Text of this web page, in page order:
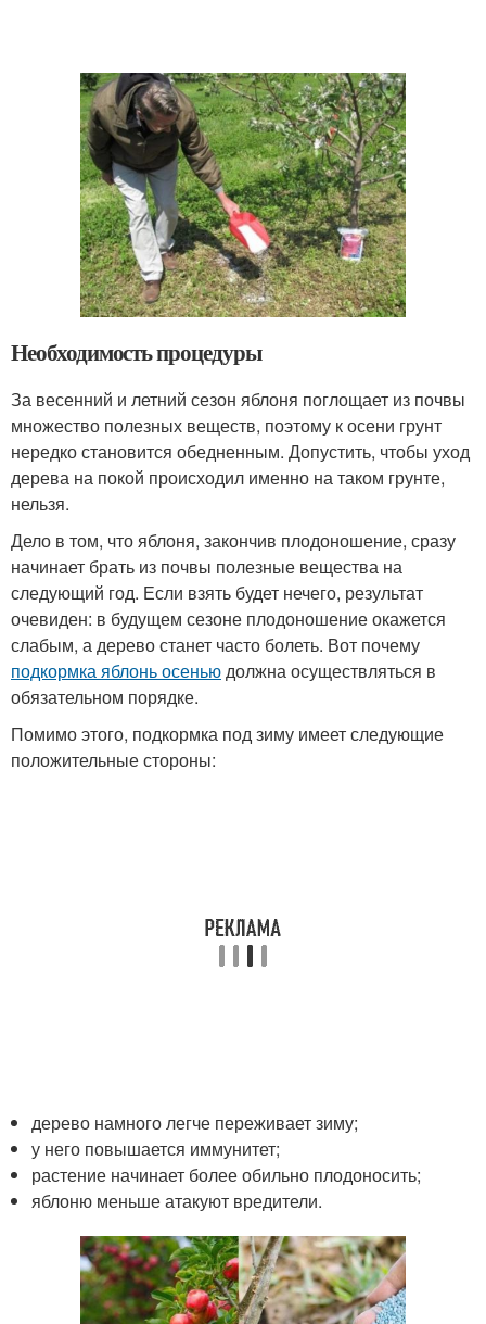
Необходимость процедуры
За весенний и летний сезон яблоня поглощает из почвы
множество полезных веществ, поэтому к осени грунт
нередко становится обедненным. Допустить, чтобы уход
дерева на покой происходил именно на таком грунте,
нельзя.
Дело в том, что яблоня, закончив плодоношение, сразу
начинает брать из почвы полезные вещества на
следующий год. Если взять будет нечего, результат
очевиден: в будущем сезоне плодоношение окажется
слабым, а дерево станет часто болеть. Вот почему
подкормка яблонь осеньюдолжна осуществляться в
обязательном порядке.
Помимо этого, подкормка под зиму имеет следующие
положительные стороны:
дерево намного легче переживает зиму;
у него повышается иммунитет;
растение начинает более обильно плодоносить;
яблоню меньше атакуют вредители.